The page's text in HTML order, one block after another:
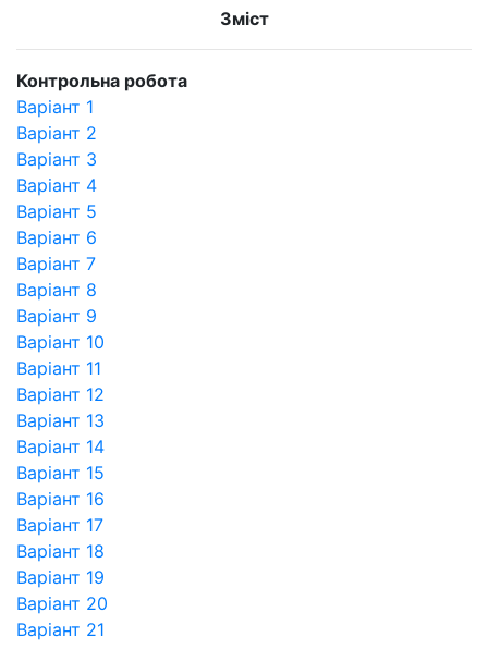
Зміст
Контрольна робота
Варіант 1
Варіант 2
Варіант 3
Варіант 4
Варіант 5
Варіант 6
Варіант 7
Варіант 8
Варіант 9
Варіант 10
Варіант 11
Варіант 12
Варіант 13
Варіант 14
Варіант 15
Варіант 16
Варіант 17
Варіант 18
Варіант 19
Варіант 20
Варіант 21